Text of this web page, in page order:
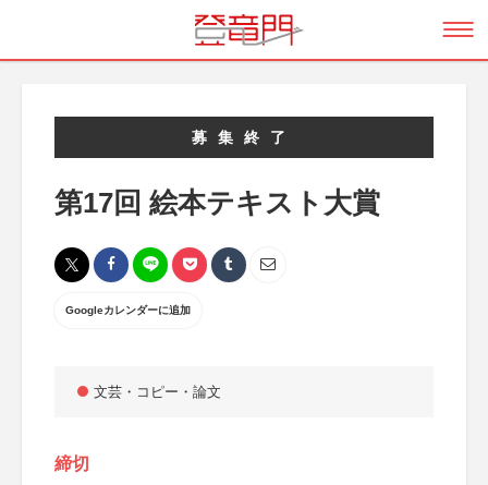
募集終了
第17回 絵本テキスト大賞
Googleカレンダーに追加
文芸・コピー・論文
締切